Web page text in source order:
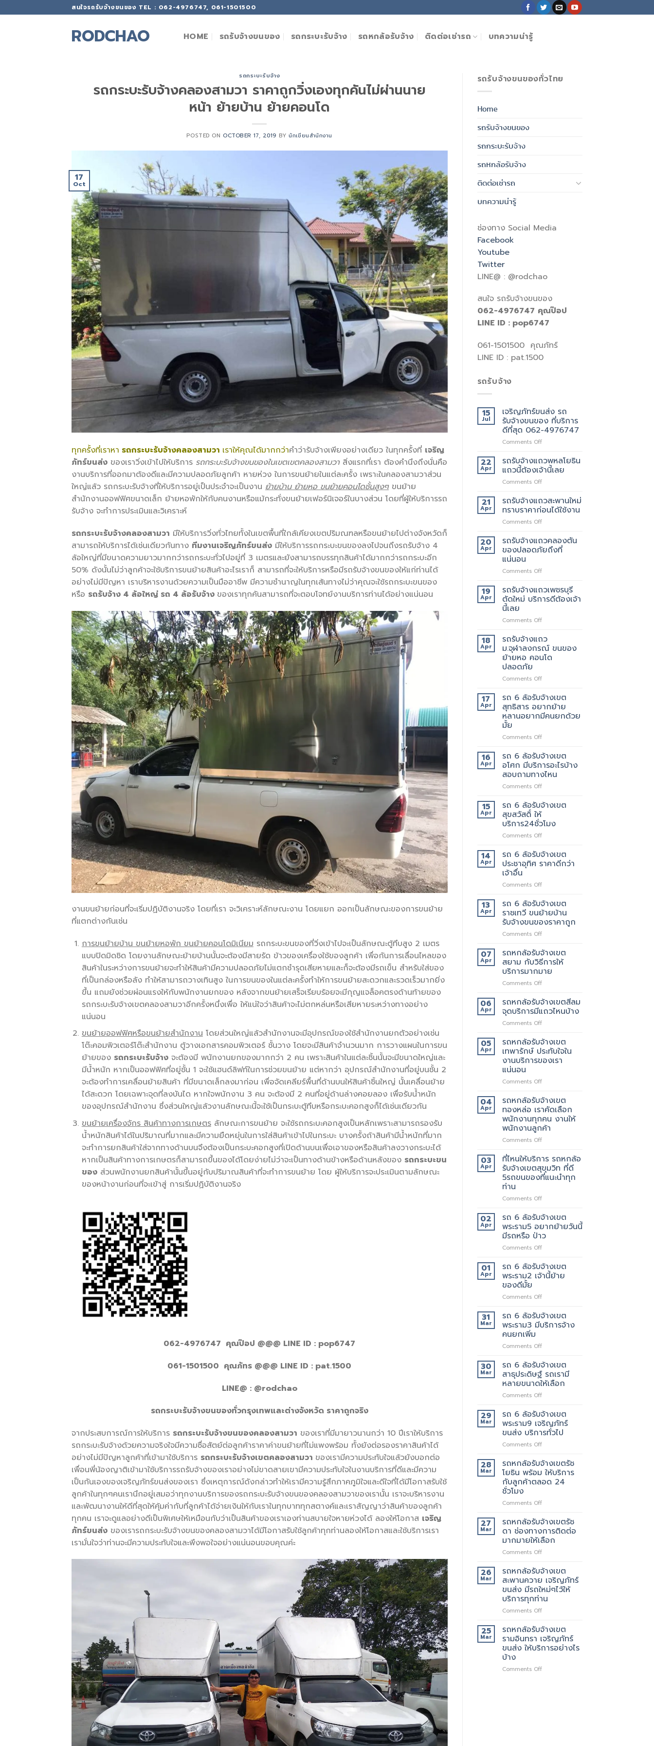
to
สนใจรถรับจ้างขนของ TEL : 062-4976747, 061-1501500
RODCHAO HOME รถรับจ้างขนของ รถกระบะรับจ้าง รถหกล้อรับจ้าง ติดต่อเช่ารถ บทความน่ารู้
รถกระบะรับจ้าง
รถกระบะรับจ้างคลองสามวา ราคาถูกวิ่งเองทุกคันไม่ผ่านนาย
หน้า ย้ายบ้าน ย้ายคอนโด
POSTED ONOCTOBER 17, 2019 BYนักเขียนสำนักงาน
17
Oct
ทุกครั้งที่เราหา รถกระบะรับจ้างคลองสามวา เราให้คุณได้มากกว่าคำว่ารับจ้างเพียงอย่างเดียว ในทุกครั้งที่ เจริญ
ภัทร์ขนส่ง ของเราวิ่งเข้าไปให้บริการ รถกระบะรับจ้างขนของในเขตเขตคลองสามวา สิ่งแรกที่เรา ต้องคำนึงถึงนั่นคือ
งานบริการที่ออกมาต้องดีและมีความปลอดภัยลูกค้า หายห่วง ในการขนย้ายในแต่ละครั้ง เพราะในคลองสามวาส่วน
ใหญ่แล้ว รถกระบะรับจ้างที่ให้บริการอยู่เป็นประจำจะเป็นงาน ย้ายบ้าน ย้ายหอ ขนย้ายคอนโดชั้นสูงๆ ขนย้าย
สำนักงานออฟฟิศขนาดเล็ก ย้ายหอพักให้กับคนงานหรือแม้กระทั่งขนย้ายเฟอร์นิเจอร์ในบางส่วน โดยที่ผู้ให้บริการรถ
รับจ้าง จะทำการประเมินและวิเคราะห์
รถกระบะรับจ้างคลองสามวา มีให้บริการวิ่งทั่วไทยทั้งในเขตพื้นที่ใกล้เคียงเขตปริมณฑลหรือขนย้ายไปต่างจังหวัดก็
สามารถให้บริการได้เช่นเดียวกันทาง ทีมงานเจริญภัทร์ขนส่ง มีให้บริการรถกระบะขนของลงไปจนถึงรถรับจ้าง 4
ล้อใหญ่ที่มีขนาดความยาวมากกว่ารถกระบะทั่วไปอยู่ที่ 3 เมตรและยังสามารถบรรทุกสินค้าได้มากกว่ารถกระบะอีก
50% ดังนั้นไม่ว่าลูกค้าจะใช้บริการขนย้ายสินค้าอะไรเราก็ สามารถที่จะให้บริการหรือมีรถรับจ้างขนของให้แก่ท่านได้
อย่างไม่มีปัญหา เราบริหารงานด้วยความเป็นมืออาชีพ มีความชำนาญในทุกเส้นทางไม่ว่าคุณจะใช้รถกระบะขนของ
หรือ รถรับจ้าง 4 ล้อใหญ่ รถ 4 ล้อรับจ้าง ของเราทุกคันสามารถที่จะตอบโจทย์งานบริการท่านได้อย่างแน่นอน
งานขนย้ายก่อนที่จะเริ่มปฏิบัติงานจริง โดยที่เรา จะวิเคราะห์ลักษณะงาน โดยแยก ออกเป็นลักษณะของการขนย้าย
ที่แตกต่างกันเช่น
การขนย้ายบ้าน ขนย้ายหอพัก ขนย้ายคอนโดมิเนียม รถกระบะขนของที่วิ่งเข้าไปจะเป็นลักษณะตู้ทึบสูง 2 เมตร
แบบปิดมิดชิด โดยงานลักษณะย้ายบ้านนั้นจะต้องมีสายรัด ข้าวของเครื่องใช้ของลูกค้า เพื่อกันการเลื่อนไหลของ
สินค้าในระหว่างการขนย้ายจะทำให้สินค้ามีความปลอดภัยไม่แตกชำรุดเสียหายและก็จะต้องมีรถเข็น สำหรับใส่ของ
ที่เป็นกล่องหรือลัง ทำให้สามารถวางเทินสูง ในการขนของในแต่ละครั้งทำให้การขนย้ายสะดวกและรวดเร็วมากยิ่ง
ขึ้น แถมยังช่วยผ่อนแรงให้กับพนักงานยกของ หลังจากขนย้ายเสร็จเรียบร้อยจะมีกุญแจล็อคตรงด้านท้ายของ
รถกระบะรับจ้างเขตคลองสามวาอีกครั้งหนึ่งเพื่อ ให้แน่ใจว่าสินค้าจะไม่ตกหล่นหรือเสียหายระหว่างทางอย่าง
แน่นอน
ขนย้ายออฟฟิศหรือขนย้ายสำนักงานโดยส่วนใหญ่แล้วสำนักงานจะมีอุปกรณ์ของใช้สำนักงานยกตัวอย่างเช่น
โต๊ะคอมพิวเตอร์โต๊ะสำนักงาน ตู้วางเอกสารคอมพิวเตอร์ ชั้นวาง โดยจะมีสินค้าจำนวนมาก การวางแผนในการขน
ย้ายของ รถกระบะรับจ้างจะต้องมี พนักงานยกของมากกว่า 2 คน เพราะสินค้าในแต่ละชิ้นนั้นจะมีขนาดใหญ่และ
มีน้ำหนัก หากเป็นออฟฟิศที่อยู่ชั้น 1 จะใช้แฮนด์ลิฟท์ในการช่วยขนย้าย แต่หากว่า อุปกรณ์สำนักงานที่อยู่บนชั้น 2
จะต้องทำการเคลื่อนย้ายสินค้า ที่มีขนาดเล็กลงมาก่อน เพื่อจัดเคลียร์พื้นที่ด้านบนให้สินค้าชิ้นใหญ่ นั้นเคลื่อนย้าย
ได้สะดวก โดยเฉพาะจุดที่ลงบันได หากใจพนักงาน 3 คน จะต้องมี 2 คนที่อยู่ด้านล่างคอยลอง เพื่อรับน้ำหนัก
ของอุปกรณ์สำนักงาน ซึ่งส่วนใหญ่แล้วงานลักษณะนี้จะใช้เป็นกระบะตู้ทึบหรือกระบะคอกสูงก็ได้เช่นเดียวกัน
ขนย้ายเครื่องจักร สินค้าทางการเกษตรลักษณะการขนย้าย จะใช้รถกระบะคอกสูงเป็นหลักเพราะสามารถรองรับ
น้ำหนักสินค้าได้ในปริมาณที่มากและมีความยืดหยุ่นในการใส่สินค้าเข้าไปในกระบะ บางครั้งถ้าสินค้ามีน้ำหนักที่มาก
จะทำการยกสินค้าใส่จากทางด้านบนจึงต้องเป็นกระบะคอกสูงที่เปิดด้านบนเพื่อเอาของหรือสินค้าลงวางกระบะได้
หากเป็นสินค้าทางการเกษตรก็สามารถขึ้นของได้โดยง่ายไม่ว่าจะเป็นทางด้านข้างหรือด้านหลังของ รถกระบะขน
ของส่วนพนักงานยกสินค้านั้นขึ้นอยู่กับปริมาณสินค้าที่จะทำการขนย้าย โดย ผู้ให้บริการจะประเมินตามลักษณะ
ของหน้างานก่อนที่จะเข้าสู่ การเริ่มปฏิบัติงานจริง
062-4976747 คุณป๊อป @@@ LINE ID : pop6747
061-1501500 คุณภัทร @@@ LINE ID : pat.1500
LINE@ : @rodchao
รถกระบะรับจ้างขนของทั่วกรุงเทพและต่างจังหวัด ราคาถูกจริง
จากประสบการณ์การให้บริการ รถกระบะรับจ้างขนของคลองสามวา ของเราที่มีมายาวนานกว่า 10 ปีเราให้บริการ
รถกระบะรับจ้างด้วยความจริงใจมีความซื่อสัตย์ต่อลูกค้าราคาค่าขนย้ายที่ไม่แพงพร้อม ทั้งยังต่อรองราคาสินค้าได้
อย่างไม่มีปัญหาลูกค้าที่เข้ามาใช้บริการ รถกระบะรับจ้างเขตคลองสามวา ของเรามีความประทับใจแล้วยังบอกต่อ
เพื่อนพี่น้องญาติเข้ามาใช้บริการรถรับจ้างของเราอย่างไม่ขาดสายเขามีความประทับใจในงานบริการที่ดีและมีความ
เป็นกันเองของเจริญภัทร์ขนส่งของเรา ซึ่งเหตุการณ์ดังกล่าวทำให้เรามีความรู้สึกภาคภูมิใจและดีใจที่ได้มีโอกาสรับใช้
ลูกค้าในทุกๆคนเรานึกอยู่เสมอว่าทุกงานบริการของรถกระบะรับจ้างขนของคลองสามวาของเรานั้น เราจะบริหารงาน
และพัฒนางานให้ดีที่สุดให้คุ้มค่ากับที่ลูกค้าได้จ่ายเงินให้กับเราในทุกบาททุกสตางค์และเราสัญญาว่าสินค้าของลูกค้า
ทุกคน เราจะดูแลอย่างดีเป็นพิเศษให้เหมือนกับว่าเป็นสินค้าของเราเองท่านสบายใจหายห่วงได้ ลองให้โอกาส เจริญ
ภัทร์ขนส่ง ของเรารถกระบะรับจ้างขนของคลองสามวาได้มีโอกาสรับใช้ลูกค้าทุกท่านลองให้โอกาสและใช้บริการเรา
เรามั่นใจว่าท่านจะมีความประทับใจและพึงพอใจอย่างแน่นอนขอบคุณค่ะ
รถรับจ้างขนของทั่วไทย
Home
รถรับจ้างขนของ
รถกระบะรับจ้าง
รถหกล้อรับจ้าง
ติดต่อเช่ารถ
บทความน่ารู้
ช่องทาง Social Media
Facebook
Youtube
Twitter
LINE@ : @rodchao
สนใจ รถรับจ้างขนของ
062-4976747 คุณป๊อป
LINE ID : pop6747
061-1501500 คุณภัทร์
LINE ID : pat.1500
รถรับจ้าง
15
Jul
เจริญภัทร์ขนส่ง รถ
รับจ้างขนของ ที่บริการ
ดีที่สุด 062-4976747
Comments Offon
ริญ
ภัทร์
ขนส่ง
รถ
ขน
ของ
ที่สุด
062-
22
Apr
รถรับจ้างแถวพหลโยธิน
แถวนี้ต้องเจ้านี้เลย
Comments Offon
รับจ้าง
แถว
พหลโยธิน
แถว
ต้อง
เจ้า
21
Apr
รถรับจ้างแถวสะพานใหม่
ทราบราคาก่อนได้ใช้งาน
Comments Offon
รับจ้าง
แถว
สะพาน
ทราบ
ก่อน
ได้
ใช้
20
Apr
รถรับจ้างแถวคลองตัน
ของปลอดภัยถึงที่
แน่นอน
Comments Offon
รับจ้าง
แถว
คลองตัน
ปลอดภัย
แน่นอน
19
Apr
รถรับจ้างแถวเพชรบุรี
ตัดใหม่ บริการดีต้องเจ้า
นี้เลย
Comments Offon
รับจ้าง
แถว
เพชรบุรี
ตัด
บริการ
ต้อง
เจ้า
นี้
เลย
18
Apr
รถรับจ้างแถว
ม.จุฬาลงกรณ์ ขนของ
ย้ายหอ คอนโด
ปลอดภัย
Comments Offon
รับ
จ้าง
แถวม.จุฬาลงกรณ์
ขน
ย้าย
คอน
โด
ปลอดภัย
17
Apr
รถ 6 ล้อรับจ้างเขต
สุทธิสาร อยากย้าย
หลานอยากมีคนยกด้วย
มั้ย
Comments Offon
6
ล้อ
รับจ้าง
เขต
สุทธิสาร
ย้าย
หลาน
อยาก
มี
คน
ด้วย
มั้ย
16
Apr
รถ 6 ล้อรับจ้างเขต
อโศก มีบริการอะไรบ้าง
สอบถามทางไหน
Comments Offon
6
ล้อ
รับจ้าง
เขต
อโศก
บริการ
อะไร
บ้าง
ทาง
15
Apr
รถ 6 ล้อรับจ้างเขต
สุขสวัสดิ์ ให้
บริการ24ชั่วโมง
Comments Offon
6
ล้อ
รับจ้าง
สุขสวัสดิ์
บริการ24ชั่วโมง
14
Apr
รถ 6 ล้อรับจ้างเขต
ประชาอุทิศ ราคาดีกว่า
เจ้าอื่น
Comments Offon
6
ล้อ
รับจ้าง
เขต
ประชาอุทิศ
ดี
กว่า
เจ้า
อื่น
13
Apr
รถ 6 ล้อรับจ้างเขต
ราชเทวี ขนย้ายบ้าน
รับจ้างขนของราคาถูก
Comments Offon
6
ล้อ
รับจ้าง
เขต
ราชเทวี
ย้าย
บ้าน
รับจ้าง
ขน
ราคา
ถูก
07
Apr
รถหกล้อรับจ้างเขต
สยาม กับวิธีการให้
บริการมากมาย
Comments Offon
หก
ล้อ
รับจ้าง
เขต
กับ
วิธี
การ
ให้
มากมาย
06
Apr
รถหกล้อรับจ้างเขตสีลม
จุดบริการมีแถวไหนบ้าง
Comments Offon
หก
ล้อ
รับจ้าง
เขต
จุด
มี
แถว
ไหน
บ้าง
05
Apr
รถหกล้อรับจ้างเขต
เทพารักษ์ ประทับใจใน
งานบริการของเรา
แน่นอน
Comments Offon
หก
ล้อ
รับจ้าง
เขต
เทพารักษ์
ประทับ
ใน
งาน
บริการ
ของ
แน่นอน
04
Apr
รถหกล้อรับจ้างเขต
ทองหล่อ เราคัดเลือก
พนักงานทุกคน งานให้
พนักงานลูกค้า
Comments Offon
หก
ล้อ
รับจ้าง
เขต
เรา
เลือก
พนักงาน
ทุก
คน
งาน
พนักงาน
ลูกค้า
03
Apr
ที่ไหนให้บริการ รถหกล้อ
รับจ้างเขตสุขุมวิท ที่ดี
5รถขนของที่แนะนำทุก
ท่าน
Comments Offon
ให้
บริการ
รถ
หก
ล้อ
เขต
สุขุมวิท
ที่
5รถ
ของ
ที่
ท่าน
02
Apr
รถ 6 ล้อรับจ้างเขต
พระราม5 อยากย้ายวันนี้
มีรถหรือ ป่าว
Comments Offon
6
ล้อ
รับจ้าง
พระราม5
ย้าย
วัน
นี้
รถ
ป่าว
01
Apr
รถ 6 ล้อรับจ้างเขต
พระราม2 เจ้านี้ย้าย
ของดีมั้ย
Comments Offon
6
ล้อ
รับจ้าง
พระราม2
นี้
ย้าย
ของดี
มั้ย
31
Mar
รถ 6 ล้อรับจ้างเขต
พระราม3 มีบริการจ้าง
คนยกเพิ่ม
Comments Offon
6
ล้อ
รับจ้าง
เขต
พระราม3
บริการ
จ้าง
คน
ยก
เพิ่ม
30
Mar
รถ 6 ล้อรับจ้างเขต
สาธุประดิษฐ์ รถเรามี
หลายขนาดให้เลือก
Comments Offon
6
ล้อ
รับจ้าง
เขต
สาธุประดิษฐ์
เรา
มี
หลาย
ขนาด
เลือก
29
Mar
รถ 6 ล้อรับจ้างเขต
พระราม9 เจริญภัทร์
ขนส่ง บริการทั่วไป
Comments Offon
6
ล้อ
รับจ้าง
เขต
เจ
ภัทร์
ขนส่ง
บริการ
ทั่วไป
28
Mar
รถหกล้อรับจ้างเขตรัช
โยธิน พร้อม ให้บริการ
กับลูกค้าตลอด 24
ชั่วโมง
Comments Offon
หก
ล้อ
รับจ้าง
เขต
รัช
พร้อม
ให้
บริการ
กับ
ลูกค้า
ตลอด
ชั่วโมง
27
Mar
รถหกล้อรับจ้างเขตรัช
ดา ช่องทางการติดต่อ
มากมายให้เลือก
Comments Offon
หก
ล้อ
รับจ้าง
เขต
รัช
ดา
ทางการ
ติดต่อ
มากมาย
ให้
26
Mar
รถหกล้อรับจ้างเขต
สะพานควาย เจริญภัทร์
ขนส่ง มีรถใหม่ๆไว้ให้
บริการทุกท่าน
Comments Offon
หก
ล้อ
รับจ้าง
เขต
เจ
25
Mar
รถหกล้อรับจ้างเขต
รามอินทรา เจริญภัทร์
ขนส่ง ให้บริการอย่างไร
บ้าง
Comments Offon